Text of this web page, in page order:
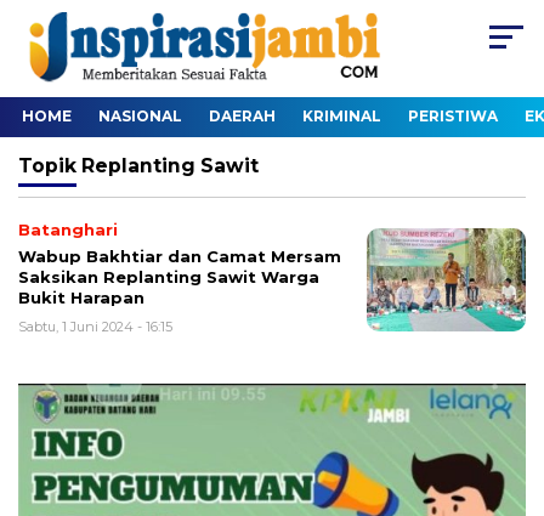
HOME NASIONAL DAERAH KRIMINAL PERISTIWA
Topik Replanting Sawit
Batanghari
Wabup Bakhtiar dan Camat Mersam
Saksikan Replanting Sawit Warga
Bukit Harapan
Sabtu, 1 Juni 2024 - 16:15